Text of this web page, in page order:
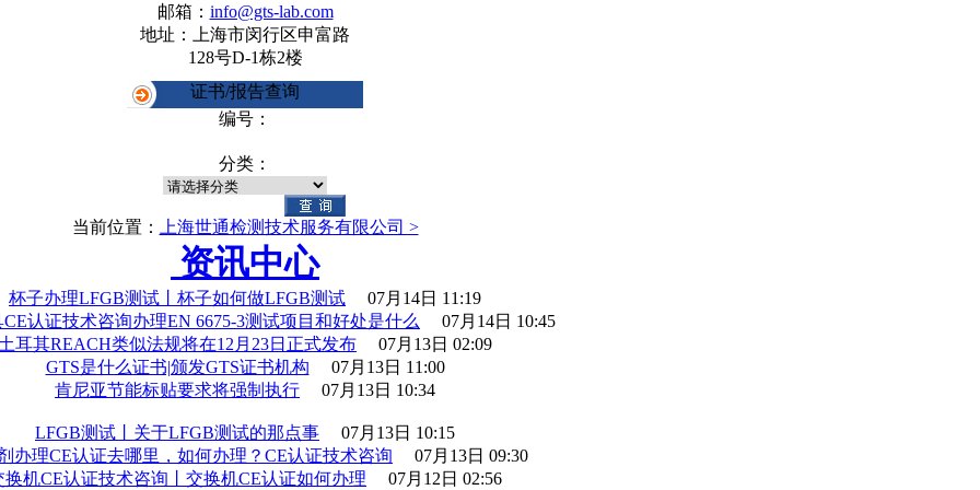
邮箱： info@gts-lab.com
地址：上海市闵行区申富路
128号D-1栋2楼
证书/报告查询
编号：
分类：
当前位置： 上海世通检测技术服务有限公司 >
资讯中心
杯子办理LFGB测试丨杯子如何做LFGB测试
07月14日 11:19
认证技术咨询办理EN 6675-3测试项目和好处是什么
07月14日 10:45
土耳其REACH类似法规将在12月23日正式发布
07月13日 02:09
GTS是什么证书|颁发GTS证书机构
07月13日 11:00
肯尼亚节能标贴要求将强制执行
07月13日 10:34
LFGB测试丨关于LFGB测试的那点事
07月13日 10:15
办理CE认证去哪里，如何办理？CE认证技术咨询
07月13日 09:30
换机CE认证技术咨询丨交换机CE认证如何办理
07月12日 02:56